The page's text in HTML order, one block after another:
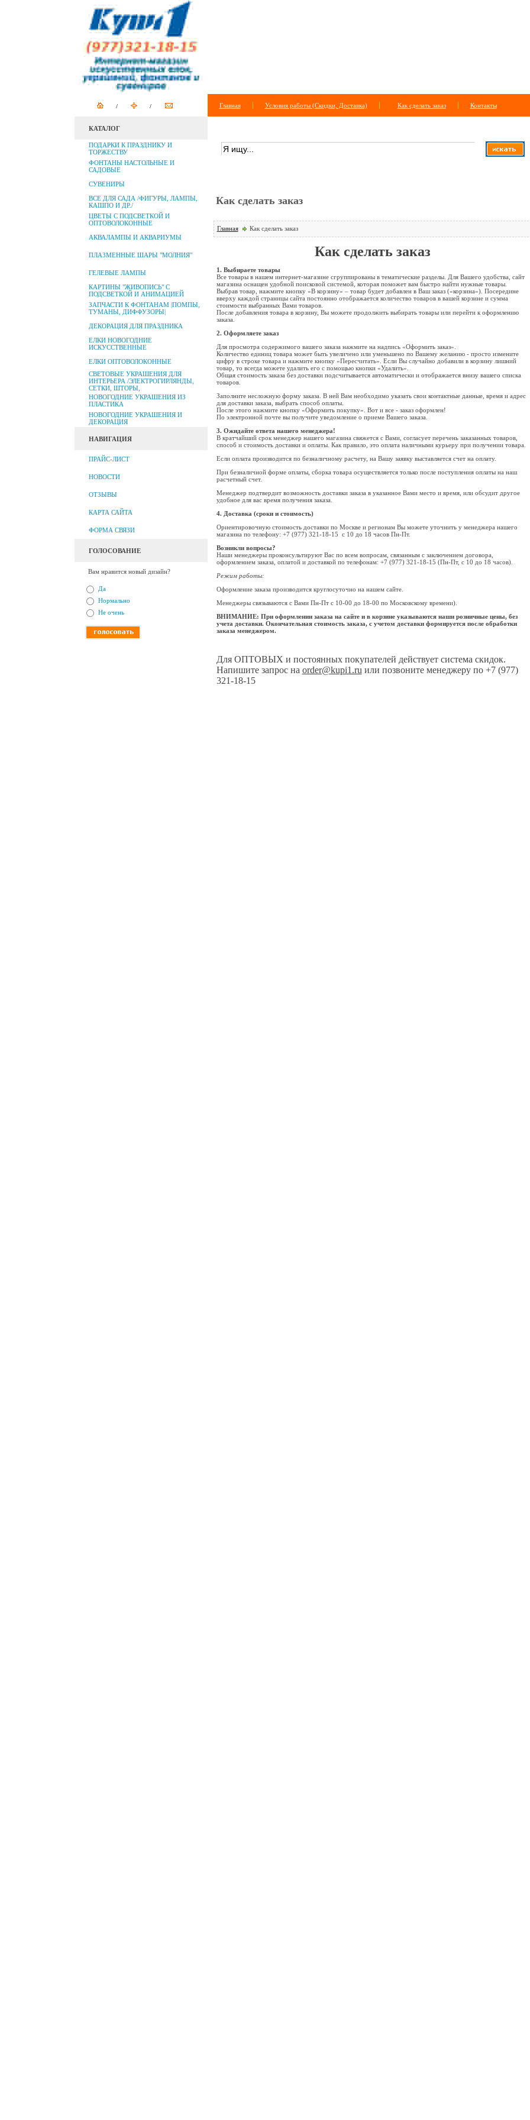
Главная Условия работы (Скидки, Доставка) Как сделать заказ Контакты
КАТАЛОГ
ПОДАРКИ К ПРАЗДНИКУ И
ТОРЖЕСТВУ
ФОНТАНЫ НАСТОЛЬНЫЕ И
САДОВЫЕ
СУВЕНИРЫ
ВСЕ ДЛЯ САДА /ФИГУРЫ, ЛАМПЫ,
КАШПО И ДР./
ЦВЕТЫ С ПОДСВЕТКОЙ И
ОПТОВОЛОКОННЫЕ
АКВАЛАМПЫ И АКВАРИУМЫ
ПЛАЗМЕННЫЕ ШАРЫ "МОЛНИЯ"
ГЕЛЕВЫЕ ЛАМПЫ
КАРТИНЫ "ЖИВОПИСЬ" С
ПОДСВЕТКОЙ И АНИМАЦИЕЙ
ЗАПЧАСТИ К ФОНТАНАМ |ПОМПЫ,
ТУМАНЫ, ДИФФУЗОРЫ|
ДЕКОРАЦИЯ ДЛЯ ПРАЗДНИКА
ЕЛКИ НОВОГОДНИЕ
ИСКУССТВЕННЫЕ
ЕЛКИ ОПТОВОЛОКОННЫЕ
СВЕТОВЫЕ УКРАШЕНИЯ ДЛЯ
ИНТЕРЬЕРА /ЭЛЕКТРОГИРЛЯНДЫ,
СЕТКИ, ШТОРЫ,
НОВОГОДНИЕ УКРАШЕНИЯ ИЗ
ПЛАСТИКА
НОВОГОДНИЕ УКРАШЕНИЯ И
ДЕКОРАЦИЯ
НАВИГАЦИЯ
ПРАЙС-ЛИСТ
НОВОСТИ
ОТЗЫВЫ
КАРТА САЙТА
ФОРМА СВЯЗИ
ГОЛОСОВАНИЕ
Вам нравится новый дизайн?
Да
Нормально
Не очень
Как сделать заказ
Главная Как сделать заказ
Как сделать заказ
1. Выбираете товары
Все товары в нашем интернет-магазине сгруппированы в тематические разделы. Для Вашего удобства, сайт
магазина оснащен удобной поисковой системой, которая поможет вам быстро найти нужные товары.
Выбрав товар, нажмите кнопку «В корзину» – товар будет добавлен в Ваш заказ («корзина»). Посередине
вверху каждой страницы сайта постоянно отображается количество товаров в вашей корзине и сумма
стоимости выбранных Вами товаров.
После добавления товара в корзину, Вы можете продолжить выбирать товары или перейти к оформлению
заказа.
2. Оформляете заказ
Для просмотра содержимого вашего заказа нажмите на надпись «Оформить заказ».
Количество единиц товара может быть увеличено или уменьшено по Вашему желанию - просто измените
цифру в строке товара и нажмите кнопку «Пересчитать». Если Вы случайно добавили в корзину лишний
товар, то всегда можете удалить его с помощью кнопки «Удалить».
Общая стоимость заказа без доставки подсчитывается автоматически и отображается внизу вашего списка
товаров.
Заполните несложную форму заказа. В ней Вам необходимо указать свои контактные данные, время и адрес
для доставки заказа, выбрать способ оплаты.
После этого нажмите кнопку «Оформить покупку». Вот и все - заказ оформлен!
По электронной почте вы получите уведомление о приеме Вашего заказа.
3. Ожидайте ответа нашего менеджера!
В кратчайший срок менеджер нашего магазина свяжется с Вами, согласует перечень заказанных товаров,
способ и стоимость доставки и оплаты. Как правило, это оплата наличными курьеру при получении товара.
Если оплата производится по безналичному расчету, на Вашу заявку выставляется счет на оплату.
При безналичной форме оплаты, сборка товара осуществляется только после поступления оплаты на наш
расчетный счет.
Менеджер подтвердит возможность доставки заказа в указанное Вами место и время, или обсудит другое
удобное для вас время получения заказа.
4. Доставка (сроки и стоимость)
Ориентировочную стоимость доставки по Москве и регионам Вы можете уточнить у менеджера нашего
магазина по телефону: +7 (977) 321-18-15 с 10 до 18 часов Пн-Пт.
Возникли вопросы?
Наши менеджеры проконсультируют Вас по всем вопросам, связанным с заключением договора,
оформлением заказа, оплатой и доставкой по телефонам: +7 (977) 321-18-15 (Пн-Пт, с 10 до 18 часов).
Режим работы:
Оформление заказа производится круглосуточно на нашем сайте.
Менеджеры связываются с Вами Пн-Пт с 10-00 до 18-00 по Московскому времени).
ВНИМАНИЕ: При оформлении заказа на сайте и в корзине указываются наши розничные цены, без
учета доставки. Окончательная стоимость заказа, с учетом доставки формируется после обработки
заказа менеджером.
Для ОПТОВЫХ и постоянных покупателей действует система скидок.
Напишите запрос на order@kupi1.ru или позвоните менеджеру по +7 (977)
321-18-15